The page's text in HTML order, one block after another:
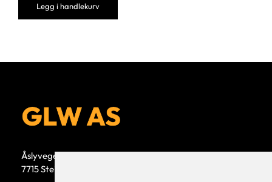
Legg i handlekurv
Åslyvegen 5b
7715 Steinkjer